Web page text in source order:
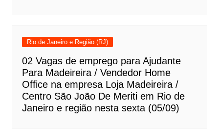
Rio de Janeiro e Região (RJ)
02 Vagas de emprego para Ajudante
Para Madeireira / Vendedor Home
Office na empresa Loja Madeireira /
Centro São João De Meriti em Rio de
Janeiro e região nesta sexta (05/09)